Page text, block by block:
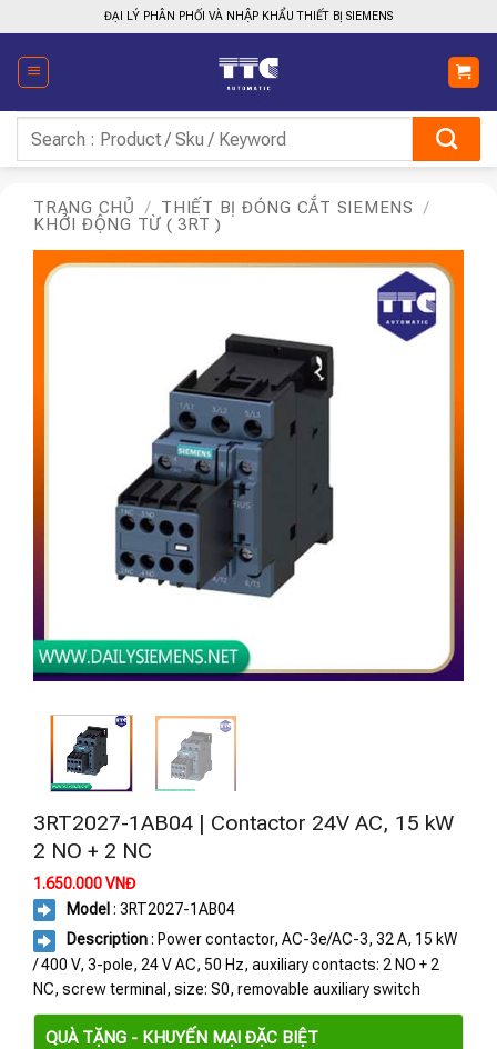
qua
nội
dung
ĐẠI LÝ PHÂN PHỐI VÀ NHẬP KHẨU THIẾT BỊ SIEMENS
kiếm:
TRANG CHỦ / THIẾT BỊ ĐÓNG CẮT SIEMENS
/
KHỞI ĐỘNG TỪ ( 3RT )
3RT2027-1AB04 | Contactor 24V AC, 15 kW
2 NO + 2 NC
1.650.000VNĐ
Model : 3RT2027-1AB04
Description: Power contactor, AC-3e/AC-3, 32 A, 15 kW
/ 400 V, 3-pole, 24 V AC, 50 Hz, auxiliary contacts: 2 NO + 2
NC, screw terminal, size: S0, removable auxiliary switch
QUÀ TẶNG - KHUYẾN MẠI ĐẶC BIỆT